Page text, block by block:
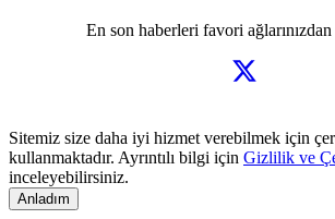
En son haberleri favori
Sitemiz size daha iyi hizmet verebilmek için
kullanmaktadır. Ayrıntılı bilgi için Gizlilik ve
inceleyebilirsiniz.
Anladım